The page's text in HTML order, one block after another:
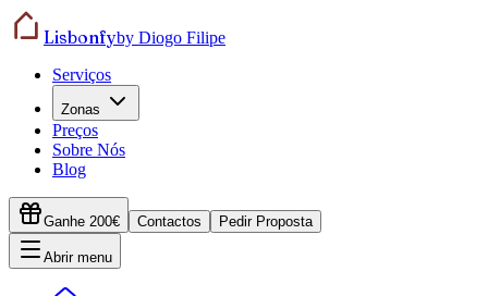
Lisbonfyby Diogo Filipe
Serviços
Zonas
Preços
Sobre Nós
Blog
Ganhe 200€ Contactos Pedir Proposta
Abrir menu